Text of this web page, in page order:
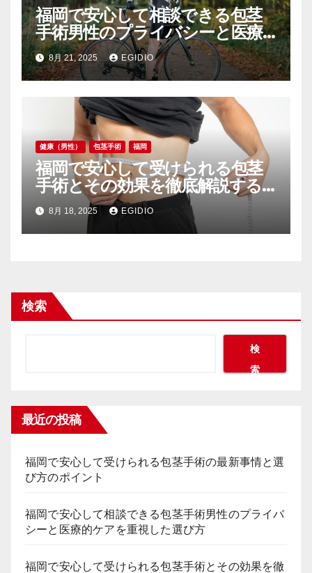
福岡で安心して相談できる包茎
手術男性のプライバシーと医療
的ケアを重視した選び方
8月 21, 2025 EGIDIO
健康（男性） 包茎手術 福岡
福岡で安心して受けられる包茎
手術とその効果を徹底解説する
最新事情
8月 18, 2025 EGIDIO
検索
検
索
最近の投稿
福岡で安心して受けられる包茎手術の最新事情と選
び方のポイント
福岡で安心して相談できる包茎手術男性のプライバ
シーと医療的ケアを重視した選び方
福岡で安心して受けられる包茎手術とその効果を徹